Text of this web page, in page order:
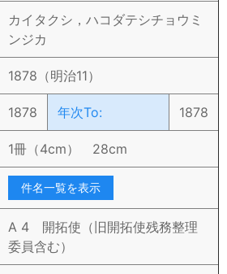
カイタクシ，ハコダテシチョウミ
ンジカ
1878（明治11）
1878 年次To: 1878
1冊（4cm） 28cm
件名一覧を表示
A 4 開拓使（旧開拓使残務整理
委員含む）